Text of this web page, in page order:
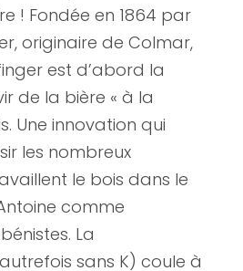
! Fondée en 1864 par
originaire de Colmar,
est d’abord la
de la bière « à la
Une innovation qui
les nombreux
le bois dans le
comme
La
sans K) coule à